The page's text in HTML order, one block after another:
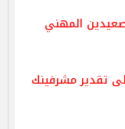
المهني
تقدير مشرفينك